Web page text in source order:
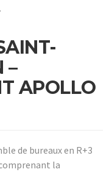
–
APOLLO
de bureaux en R+3
la